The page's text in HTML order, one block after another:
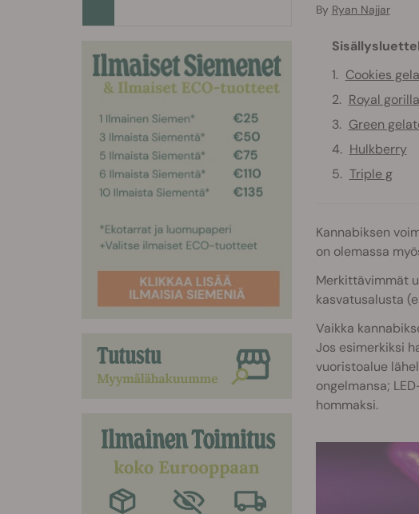
By Ryan Najjar
Cookies
Royal gorilla
Green
Hulkberry
Triple g
Kannabiksen
on olemassa
Merkittävimmät
kasvatusalusta
Vaikka
Jos esimerkiksi
vuoristoalue
ongelmansa;
hommaksi.